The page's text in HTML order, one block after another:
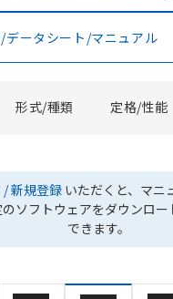
データシート/マニュアル
形式/種類 定格/性能
/ 新規登録 いただくと、マニ
ソフトウェアをダウンロ
できます。